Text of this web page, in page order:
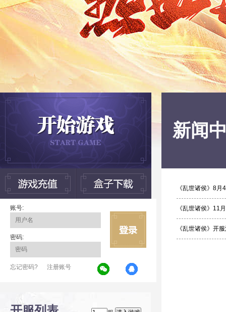
账号:
密码:
忘记密码? 注册账号
新闻
《乱世诸侯》8
《乱世诸侯》11
《乱世诸侯》开